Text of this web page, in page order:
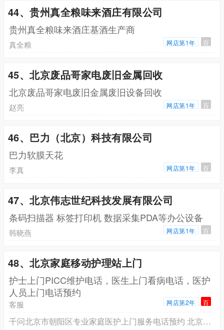
44、贵州真全粮味来酒庄有限公司
贵州真全粮味来酒庄基酒生产商
真全粮 网店第1年 百
45、北京废品哥家电废旧金属回收
北京废品哥家电废旧金属废旧设备回收
赵亮 网店第1年 百
46、巴力（北京）科技有限公司
巴力软膜天花
李真 网店第1年 百
47、北京伟志世纪科技发展有限公司
条码扫描器 标签打印机 数据采集PDA等办公设备
韩晓燕 网店第1年 百
48、北京家庭移动护理站上门
护士上门PICC维护电话，医生上门看病电话，医护
人员上门电话预约
客服 网店第2年 百
千问北京市朝阳区专业家庭医护上门服务电话预约 北京专业护士上门打针输液电话预约，北京市专业家庭医护上门电话号码